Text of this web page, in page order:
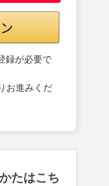
録が必要で
お進みくだ
たはこち